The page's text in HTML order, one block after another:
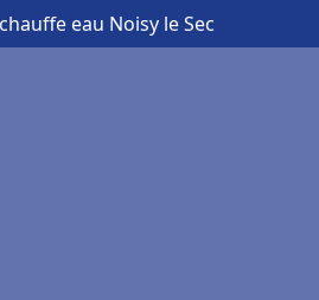
eau Noisy le Sec